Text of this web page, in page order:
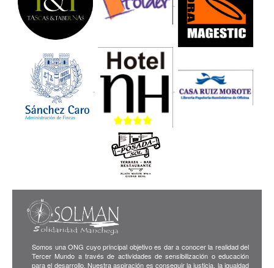
Somos una ONG cuyo principal objetivo es dar a conocer la realidad del
Tercer Mundo a través de actividades de sensibilización o educación
para el desarrollo. Nuestra aspiración es conseguir la justicia, la igualdad